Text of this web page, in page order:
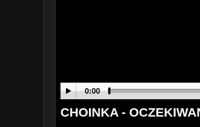
0:00
CHOINKA -